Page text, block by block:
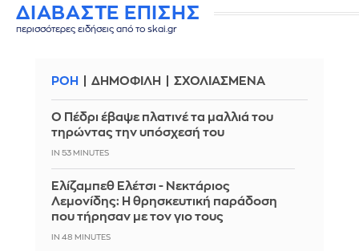
ΔΙΑΒΑΣΤΕ ΕΠΙΣΗΣ
περισσότερες ειδήσεις από το skai.gr
ΡΟΗ ΔΗΜΟΦΙΛΗ ΣΧΟΛΙΑΣΜΕΝΑ
Ο Πέδρι έβαψε πλατινέ τα μαλλιά του
τηρώντας την υπόσχεσή του
IN 53 MINUTES
Ελίζαμπεθ Ελέτσι - Νεκτάριος
Λεμονίδης: Η θρησκευτική παράδοση
που τήρησαν με τον γιο τους
IN 48 MINUTES